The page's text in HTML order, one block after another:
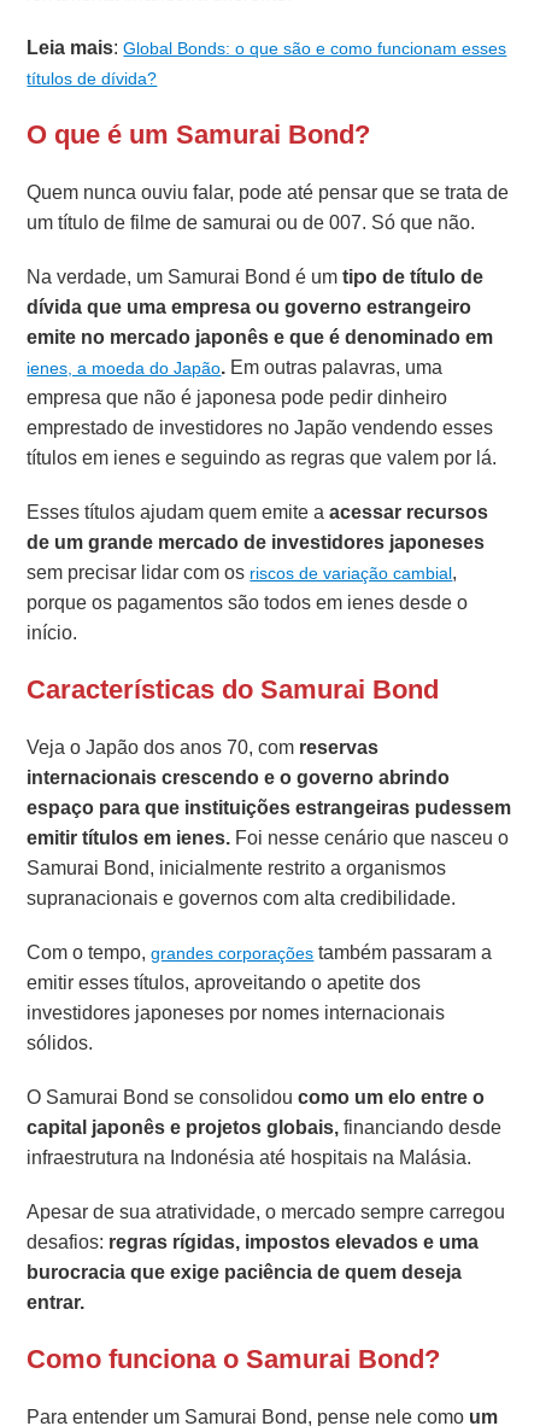
Leia mais:Global Bonds: o que são e como funcionam esses
títulos de dívida?
O que é um Samurai Bond?
Quem nunca ouviu falar, pode até pensar que se trata de
um título de filme de samurai ou de 007. Só que não.
Na verdade, um Samurai Bond é umtipo de título de
dívida que uma empresa ou governo estrangeiro
emite no mercado japonês e que é denominado em
ienes, a moeda do Japão. Em outras palavras, uma
empresa que não é japonesa pode pedir dinheiro
emprestado de investidores no Japão vendendo esses
títulos em ienes e seguindo as regras que valem por lá.
Esses títulos ajudam quem emite aacessar recursos
de um grande mercado de investidores japoneses
sem precisar lidar com os riscos de variação cambial,
porque os pagamentos são todos em ienes desde o
início.
Características do Samurai Bond
Veja o Japão dos anos 70, com reservas
internacionais crescendo e o governo abrindo
espaço para que instituições estrangeiras pudessem
emitir títulos em ienes. Foi nesse cenário que nasceu o
Samurai Bond, inicialmente restrito a organismos
supranacionais e governos com alta credibilidade.
Com o tempo,grandes corporações também passaram a
emitir esses títulos, aproveitando o apetite dos
investidores japoneses por nomes internacionais
sólidos.
O Samurai Bond se consolidoucomo um elo entre o
capital japonês e projetos globais,financiando desde
infraestrutura na Indonésia até hospitais na Malásia.
Apesar de sua atratividade, o mercado sempre carregou
desafios: regras rígidas, impostos elevados e uma
burocracia que exige paciência de quem deseja
entrar.
Como funciona o Samurai Bond?
Para entender um Samurai Bond, pense nele como um